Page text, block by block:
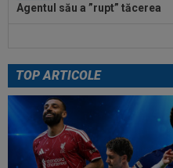
Agentul său a ”rupt” tăcerea
Ar fi
07:24
”Au schimbat
Madrid pentru transferul lui...
08:30
UTA - Rapid, LIVE
la Digi Sport 1. Se anunță un...
TOP ARTICOLE